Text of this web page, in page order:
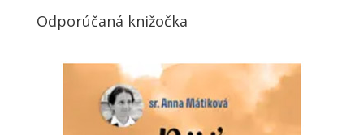
Odporúčaná knižočka